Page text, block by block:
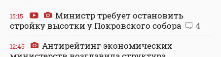
15:15
Министр требует остановить
стройку высотки у Покровского собора
4
12:45
Антирейтинг экономических